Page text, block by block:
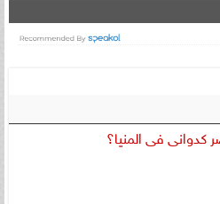
كدوانى فى المنيا؟